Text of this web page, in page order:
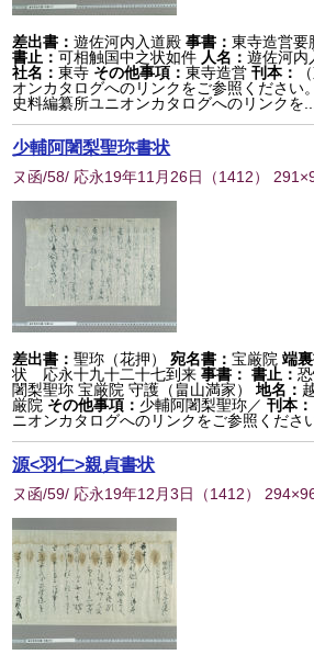
差出書：遊佐河内入道殿 事書：東寺造営要
書止：可相触国中之状如件 人名：遊佐河内
社名：東寺 その他事項：東寺造営刊本：
オンカタログへのリンクをご参照ください
史料編纂所ユニオンカタログへのリンクを...
少輔阿闍梨聖珎書状
ヌ函/58/ 応永19年11月26日 （1412）
差出書：聖珎（花押） 宛名書：宝厳院 端裏
状 応永十九十二十七到来 事書： 書止：
闍梨聖珎 宝厳院 守護（畠山満家）
地名：
厳院 その他事項： 少輔阿闍梨聖珎／刊本：
ニオンカタログへのリンクをご参照くださ
源<羽仁>親貞書状
ヌ函/59/ 応永19年12月3日 （1412）